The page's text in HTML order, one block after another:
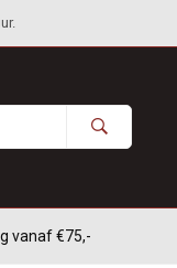
vanaf €75,-